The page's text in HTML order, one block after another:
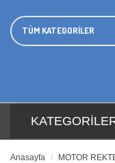
TÜM KATEGORILER
Anasayfa
MOTOR